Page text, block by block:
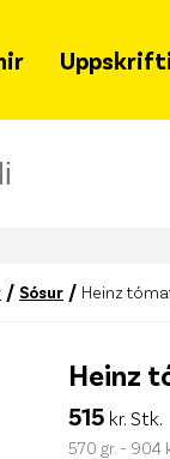
/ Sósur / Heinz
Heinz
515 kr. Stk.
570 gr. - 904